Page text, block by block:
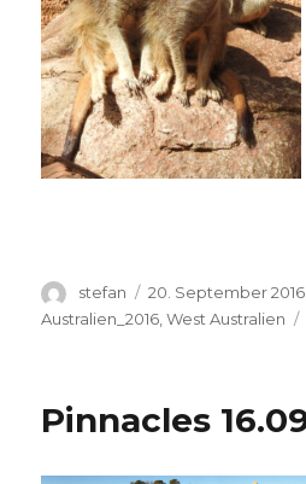
Autor
stefan
Veröffentlicht
am
20. September 2016
Australien_2016 ,West Australien
Pinnacles